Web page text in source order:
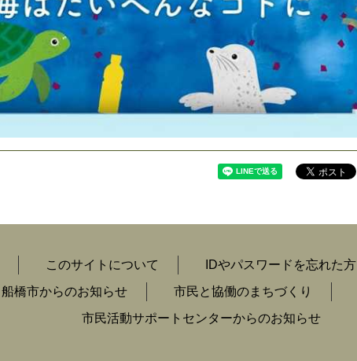
このサイトについて IDやパスワードを忘れた方
船橋市からのお知らせ 市民と協働のまちづくり
市民活動サポートセンターからのお知らせ